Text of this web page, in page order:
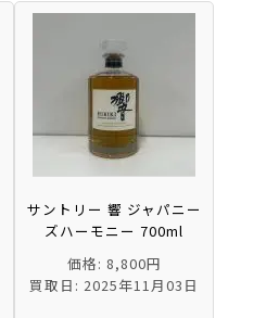
サントリー 響 ジャパニー
ズハーモニー 700ml
価格: 8,800円
買取日: 2025年11月03日